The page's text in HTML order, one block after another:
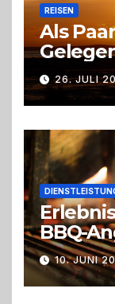
REISEN
Als
zu26. JULI
BBQ-
Trend
10. JUNI